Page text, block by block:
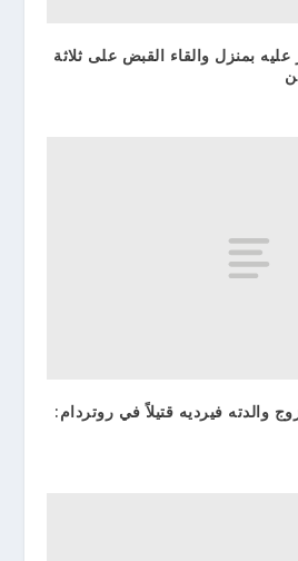
بمنزل والقاء القبض على ثلاثة
والدته فيرديه قتيلاً في روتردام: